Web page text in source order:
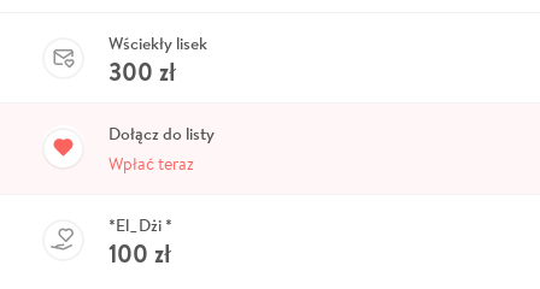
Wściekły lisek
300 zł
Dołącz do listy
Wpłać teraz
*El_Dżi *
100 zł